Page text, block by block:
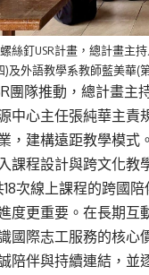
絲釘USR計畫，總計畫主
及外語教學系教師藍美華(
團隊推動，總計畫主
中心主任張純華主責
， 建構遠距教學模式
課程設計與跨文化教
18次線上課程的跨國陪
度更重要。在長期互
國際志工服務的核心
陪伴與持續連結，並